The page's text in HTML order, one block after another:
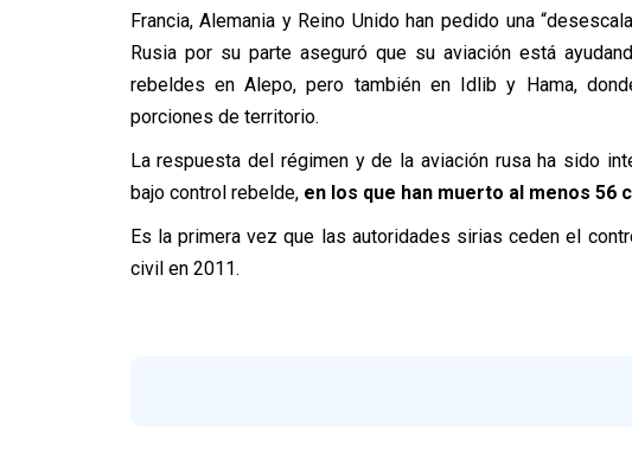
Francia, Alemania y Reino Unido han pedido una
Rusia por su parte aseguró que su aviación está
rebeldes en Alepo, pero también en Idlib y Hama,
porciones de territorio.
La respuesta del régimen y de la aviación rusa ha sido
bajo control rebelde, en los que han muerto al menos 56
Es la primera vez que las autoridades sirias ceden el
civil en 2011.